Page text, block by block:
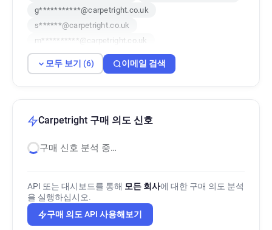
g***********@carpetright.co.uk
s******@carpetright.co.uk
m**********@carpetright.co.uk
t******@carpetright.co.uk
모두 보기 (6) 이메일 검색
Carpetright 구매 의도 신호
구매 신호 분석 중…
API 또는 대시보드를 통해 모든 회사에 대한 구매 의도 분석
을 실행하십시오.
구매 의도 API 사용해보기